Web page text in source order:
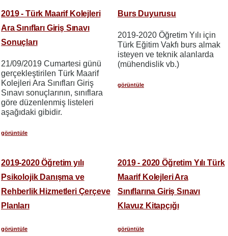
2019 - Türk Maarif Kolejleri
Ara Sınıfları Giriş Sınavı
Sonuçları
21/09/2019 Cumartesi günü
gerçekleştirilen Türk Maarif
Kolejleri Ara Sınıfları Giriş
Sınavı sonuçlarının, sınıflara
göre düzenlenmiş listeleri
aşağıdaki gibidir.
görüntüle
Burs Duyurusu
2019-2020 Öğretim Yılı için
Türk Eğitim Vakfı burs almak
isteyen ve teknik alanlarda
(mühendislik vb.)
görüntüle
2019-2020 Öğretim yılı
Psikolojik Danışma ve
Rehberlik Hizmetleri Çerçeve
Planları
görüntüle
2019 - 2020 Öğretim Yılı Türk
Maarif Kolejleri Ara
Sınıflarına Giriş Sınavı
Klavuz Kitapçığı
görüntüle